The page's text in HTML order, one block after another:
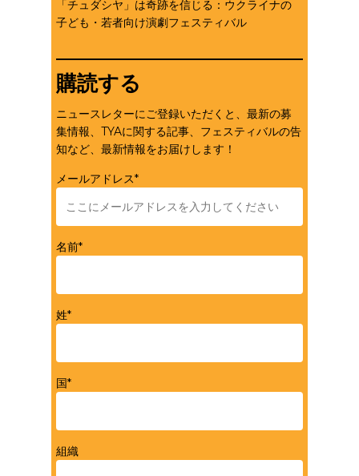
「チュダシヤ」は奇跡を信じる：ウクライナの
子ども・若者向け演劇フェスティバル
購読する
ニュースレターにご登録いただくと、最新の募
集情報、TYAに関する記事、フェスティバルの告
知など、最新情報をお届けします！
メールアドレス*
名前*
姓*
国*
組織